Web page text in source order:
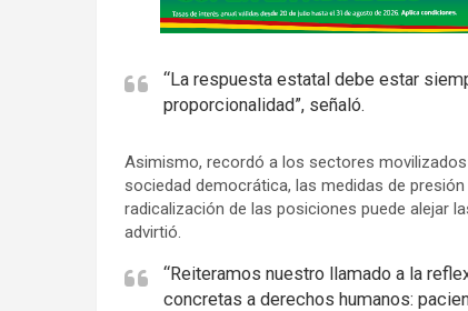
t
s
e
m
e
n
t
“La respuesta estatal debe estar
proporcionalidad”, señaló.
Asimismo, recordó a los sectores
sociedad democrática, las medidas de
radicalización de las posiciones puede alejar
advirtió.
“Reiteramos nuestro llamado a la
concretas a derechos humanos: